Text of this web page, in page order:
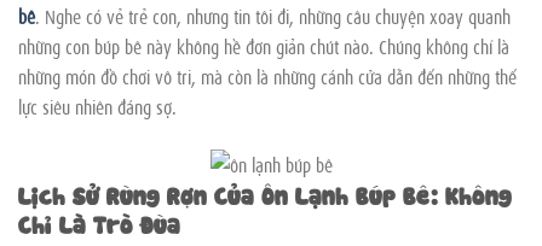
bê. Nghe có vẻ trẻ con, nhưng tin tôi đi, những câu chuyện xoay quanh
những con búp bê này không hề đơn giản chút nào. Chúng không chỉ là
những món đồ chơi vô tri, mà còn là những cánh cửa dẫn đến những thế
lực siêu nhiên đáng sợ.
Lịch Sử Rùng Rợn Của Ôn Lạnh Búp Bê: Không
Chỉ Là Trò Đùa